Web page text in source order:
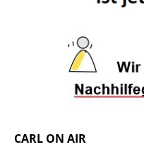
CARL ON AIR